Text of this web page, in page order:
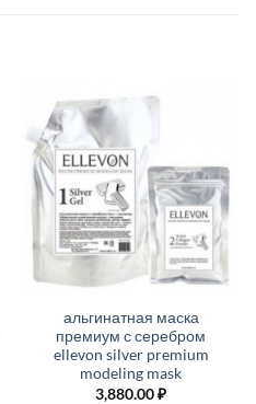
альгинатная маска
премиум с серебром
ellevon silver premium
modeling mask
3,880.00₽